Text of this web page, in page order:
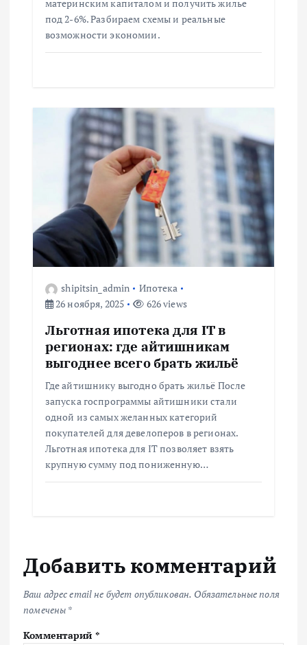
материнским капиталом и получить жилье
под 2-6%. Разбираем схемы и реальные
возможности экономии.
shipitsin_admin
Ипотека
26 ноября, 2025
626 views
Льготная ипотека для IT в
регионах: где айтишникам
выгоднее всего брать жильё
Где айтишнику выгодно брать жильё После
запуска госпрограммы айтишники стали
одной из самых желанных категорий
покупателей для девелоперов в регионах.
Льготная ипотека для IT позволяет взять
крупную сумму под пониженную…
Добавить комментарий
Ваш адрес email не будет опубликован. Обязательные поля
помечены *
Комментарий *